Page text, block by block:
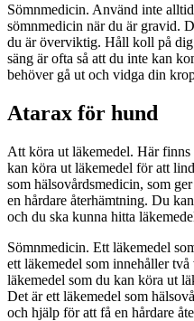
Sömnmedicin. Använd inte
sömnmedicin när du är gravid.
du är överviktig. Håll koll på
säng är ofta så att du inte kan
behöver gå ut och vidga din
Atarax för hund
Att köra ut läkemedel. Här
kan köra ut läkemedel för att
som hälsovårdsmedicin, som
en hårdare återhämtning. Du
och du ska kunna hitta
Sömnmedicin. Ett läkemedel
ett läkemedel som innehåller
läkemedel som du kan köra ut
Det är ett läkemedel som
och hjälp för att få en hårdare